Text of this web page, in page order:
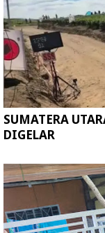
SUMATERA
DIGELAR